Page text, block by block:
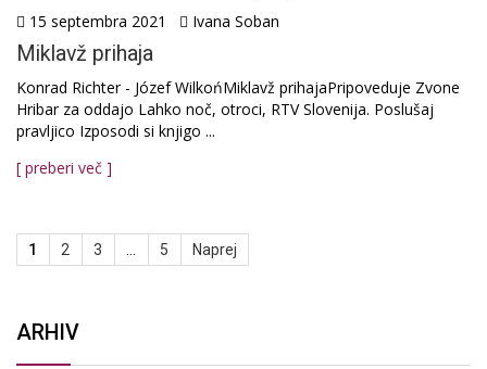
15 septembra 2021 Ivana Soban
Miklavž prihaja
Konrad Richter - Józef WilkońMiklavž prihajaPripoveduje Zvone
Hribar za oddajo Lahko noč, otroci, RTV Slovenija. Poslušaj
pravljico Izposodi si knjigo ...
[ preberi več ]
1 2 3 5 Naprej
ARHIV